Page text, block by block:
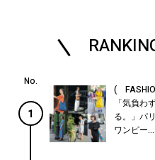
1
(
「気負わ
る。」パ
ワンピー...